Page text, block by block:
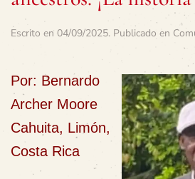
Escrito en 04/09/2025. Publicado en
Por: Bernardo
Archer Moore
Cahuita, Limón,
Costa Rica